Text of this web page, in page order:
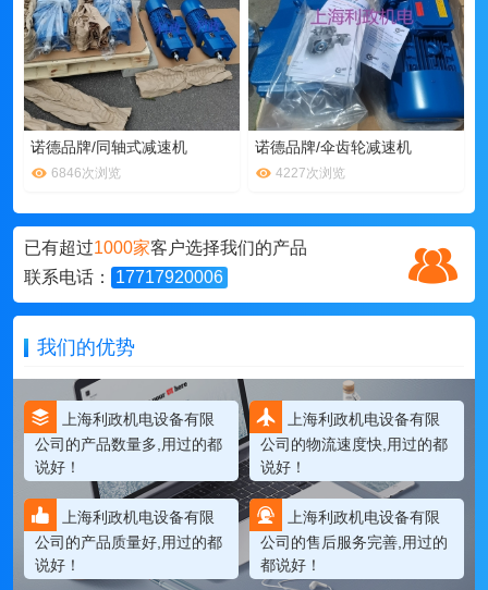
诺德品牌/同轴式减速机
6846次浏览
诺德品牌/伞齿轮减速机
4227次浏览
已有超过1000家客户选择我们的产品
联系电话：
17717920006
我们的优势
上海利政机电设备有限
公司的产品数量多,用过的都
说好！
上海利政机电设备有限
公司的物流速度快,用过的都
说好！
上海利政机电设备有限
公司的产品质量好,用过的都
说好！
上海利政机电设备有限
公司的售后服务完善,用过的
都说好！